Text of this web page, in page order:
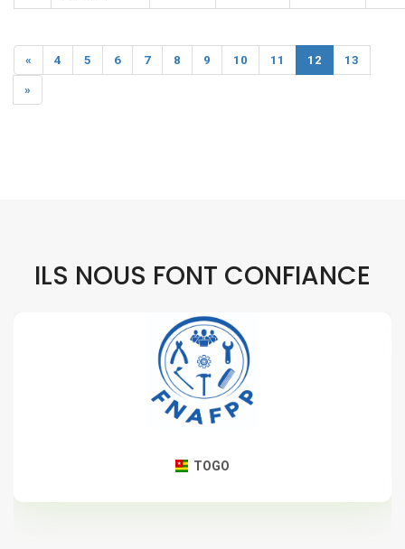
« 4 5 6 7 8 9 10 11 12 13
»
ILS NOUS FONT CONFIANCE
TOGO